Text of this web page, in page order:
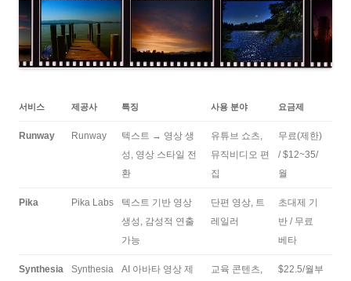
서비스 제공사 특징 사용 분야 요금제
Runway Runway
텍스트 → 영상 생
성, 영상 스타일 전
환
유튜브 쇼츠,
뮤직비디오 편
집
무료(제한)
/ $12~35/
월
Pika Pika Labs
텍스트 기반 영상
생성, 감성적 연출
가능
단편 영상, 트
레일러
초대제 기
반 / 무료
베타
Synthesia Synthesia
AI 아바타 영상 제
교육 콘텐츠,
$22.5/월부